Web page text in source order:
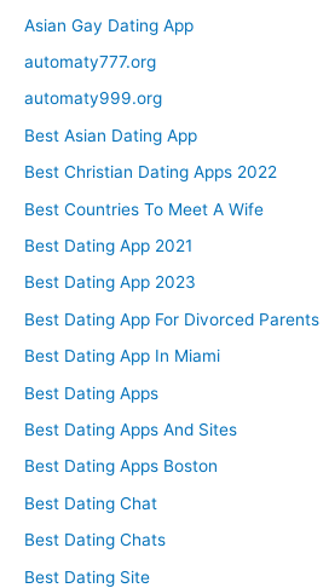
Asian Gay Dating App
automaty777.org
automaty999.org
Best Asian Dating App
Best Christian Dating Apps 2022
Best Countries To Meet A Wife
Best Dating App 2021
Best Dating App 2023
Best Dating App For Divorced Parents
Best Dating App In Miami
Best Dating Apps
Best Dating Apps And Sites
Best Dating Apps Boston
Best Dating Chat
Best Dating Chats
Best Dating Site